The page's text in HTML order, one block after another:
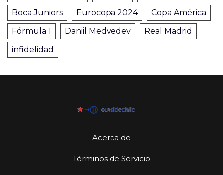
Boca Juniors
Eurocopa 2024
Copa América
Fórmula 1
Daniil Medvedev
Real Madrid
infidelidad
Acerca de
Términos de Servicio